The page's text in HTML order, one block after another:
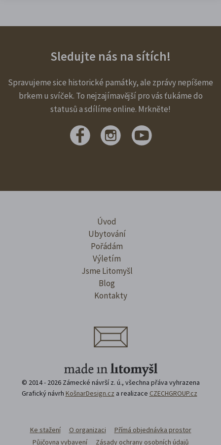
Sledujte nás na sítích!
Spravujeme sice historické památky, ale zprávy nepíšeme
brkem u svíček. To nejzajímavější pro vás ťukáme do
statusů a sdílíme online. Mrkněte!
Úvod
Ubytování
Pořádám
Výletím
Jsme Litomyšl
Blog
Kontakty
© 2014 - 2026 Zámecké návrší z. ú., všechna přáva vyhrazena
Grafický návrh KošnarDesign.cz a realizace CZECHGROUP.cz
Ke stažení O organizaci
Přímá objednávka prostor
Půjčovna vybavení
Zásady ochrany osobních údajů